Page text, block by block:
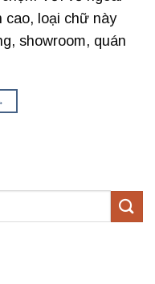
cao, loại chữ này
showroom, quán